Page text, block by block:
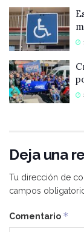
Deja una
Tu dirección de
campos
Comentario *